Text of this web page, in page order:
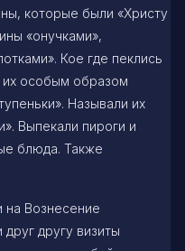
которые были «Христу
«онучками»,
Кое где пеклись
их особым образом
Называли их
Выпекали пироги и
блюда. Также
на Вознесение
другу визиты